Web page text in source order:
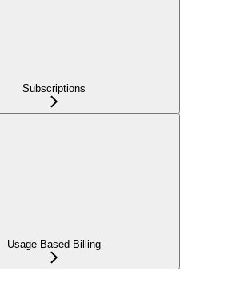
Subscriptions
Usage Based Billing